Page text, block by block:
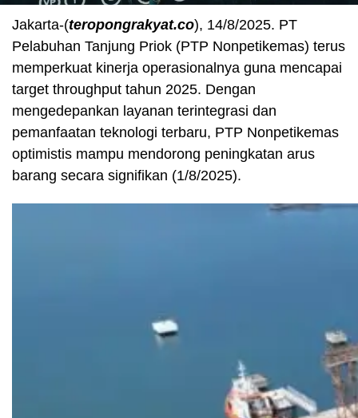
Jakarta-(teropongrakyat.co), 14/8/2025. PT
Pelabuhan Tanjung Priok (PTP Nonpetikemas) terus
memperkuat kinerja operasionalnya guna mencapai
target throughput tahun 2025. Dengan
mengedepankan layanan terintegrasi dan
pemanfaatan teknologi terbaru, PTP Nonpetikemas
optimistis mampu mendorong peningkatan arus
barang secara signifikan (1/8/2025).